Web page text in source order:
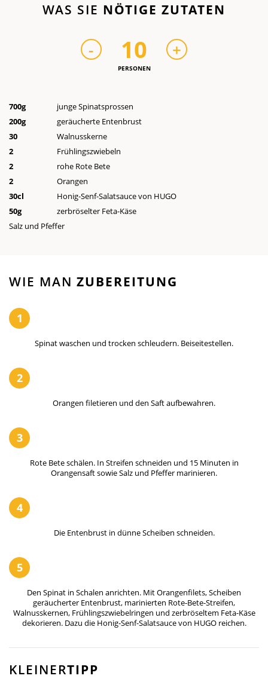
WAS SIE NÖTIGE ZUTATEN
- 10 +
PERSONEN
700g
junge Spinatsprossen
200g
geräucherte Entenbrust
30
Walnusskerne
2
Frühlingszwiebeln
2
rohe Rote Bete
2
Orangen
30cl
Honig-Senf-Salatsauce von HUGO
50g
zerbröselter Feta-Käse
Salz und Pfeffer
WIE MAN ZUBEREITUNG
1
Spinat waschen und trocken schleudern. Beiseitestellen.
2
Orangen filetieren und den Saft aufbewahren.
3
Rote Bete schälen. In Streifen schneiden und 15 Minuten in
Orangensaft sowie Salz und Pfeffer marinieren.
4
Die Entenbrust in dünne Scheiben schneiden.
5
Den Spinat in Schalen anrichten. Mit Orangenfilets, Scheiben
geräucherter Entenbrust, marinierten Rote-Bete-Streifen,
Walnusskernen, Frühlingszwiebelringen und zerbröseltem Feta-Käse
dekorieren. Dazu die Honig-Senf-Salatsauce von HUGO reichen.
KLEINERTIPP